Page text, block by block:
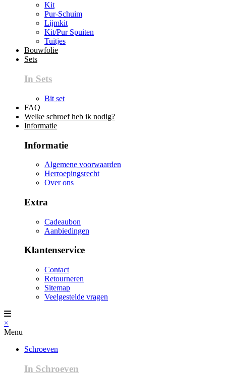
Kit
Pur-Schuim
Lijmkit
Kit/Pur Spuiten
Tuitjes
Bouwfolie
Sets
In Sets
Bit set
FAQ
Welke schroef heb ik nodig?
Informatie
Informatie
Algemene voorwaarden
Herroepingsrecht
Over ons
Extra
Cadeaubon
Aanbiedingen
Klantenservice
Contact
Retourneren
Sitemap
Veelgestelde vragen
×
Menu
Schroeven
In Schroeven